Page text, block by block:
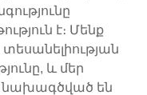
է։ Մենք
և մեր
նախագծված են